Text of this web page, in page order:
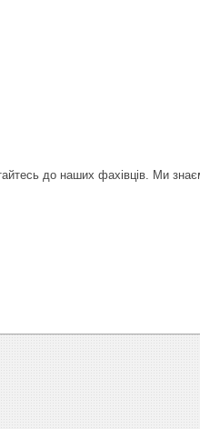
до наших фахівців. Ми